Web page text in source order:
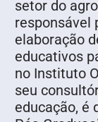
setor do
responsável
elaboração
educativos
no Instituto
seu
educação, é